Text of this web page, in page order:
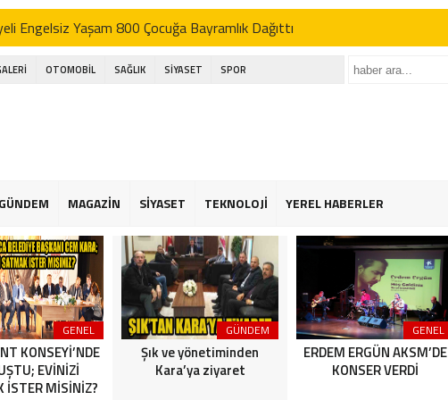
Engelsiz Yaşam 800 Çocuğa Bayramlık Dağıttı
AK SEFER
basın bu ülkenin dördüncü kuvvetidir
festival alanında havai fişek kazası
Engelsiz Yaşam 800 Çocuğa Bayramlık Dağıttı
AK SEFER
basın bu ülkenin dördüncü kuvvetidir
festival alanında havai fişek kazası
OTOMOBİL SAĞLIK SİYASET SPOR
GÜNDEM MAGAZİN SİYASET TEKNOLOJİ YEREL HABERLER
GENEL
KONSEYİ’NDE
EVİNİZİ
İSTER MİSİNİZ?
GÜNDEM
Şık ve yönetiminden
Kara’ya ziyaret
GENEL
ERDEM ERGÜN AKSM’DE
KONSER VERDİ